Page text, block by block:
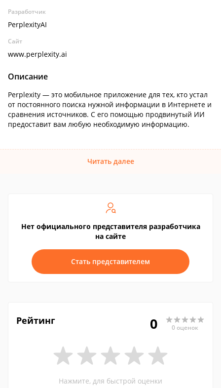
Разработчик
PerplexityAI
Сайт
www.perplexity.ai
Описание
Perplexity — это мобильное приложение для тех, кто устал
от постоянного поиска нужной информации в Интернете и
сравнения источников. С его помощью продвинутый ИИ
предоставит вам любую необходимую информацию.
Читать далее
Нет официального представителя разработчика
на сайте
Стать представителем
Рейтинг 0 0 оценок
Нажмите, для быстрой оценки